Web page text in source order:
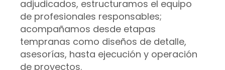
adjudicados, estructuramos el equipo
de profesionales responsables;
acompañamos desde etapas
tempranas como diseños de detalle,
asesorías, hasta ejecución y operación
de proyectos.